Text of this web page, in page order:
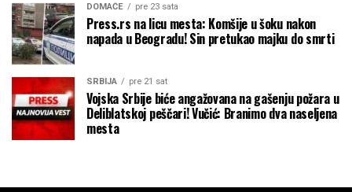
DOMAĆE pre 23 sata
Press.rs na licu mesta: Komšije u šoku nakon
napada u Beogradu! Sin pretukao majku do smrti
SRBIJA pre 21 sat
Vojska Srbije biće angažovana na gašenju požara u
Deliblatskoj peščari! Vučić: Branimo dva naseljena
mesta